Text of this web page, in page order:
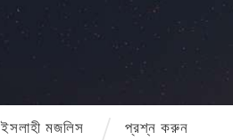
ইসলাহী মজলিস প্রশ্ন করুন